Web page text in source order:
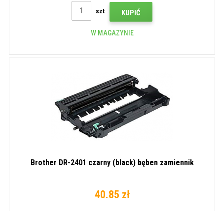
szt KUPIĆ
W MAGAZYNIE
Brother DR-2401 czarny (black) bęben zamiennik
40.85 zł